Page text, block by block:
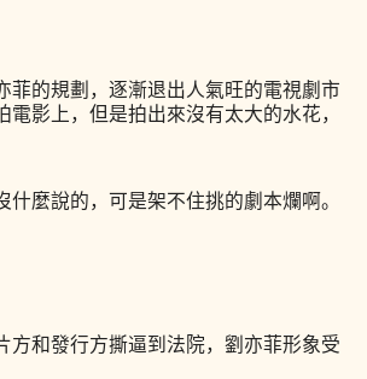
菲的規劃，逐漸退出人氣旺的電視劇市
影上，但是拍出來沒有太大的水花，
麼說的，可是架不住挑的劇本爛啊。
方和發行方撕逼到法院，劉亦菲形象受